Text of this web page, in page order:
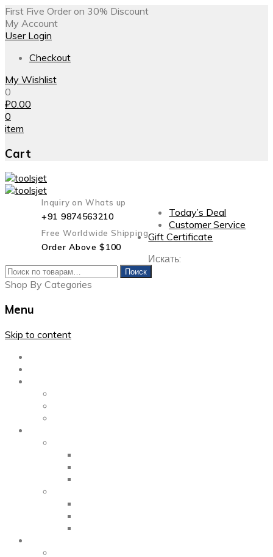
First Five Order on 30% Discount
My Account
User Login
Checkout
My Wishlist
0
₽0.00
0
item
Cart
Inquiry on Whats up
+91 9874563210
Free Worldwide Shipping
Order Above $100
Today’s Deal
Customer Service
Gift Certificate
Искать:
Поиск
Shop By Categories
Menu
Skip to content